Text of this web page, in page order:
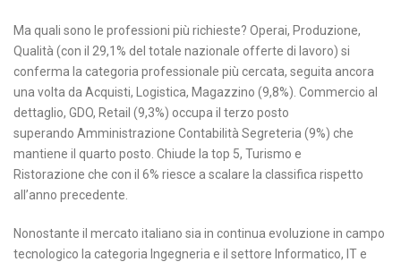
Ma quali sono le professioni più richieste? Operai, Produzione,
Qualità (con il 29,1% del totale nazionale offerte di lavoro) si
conferma la categoria professionale più cercata, seguita ancora
una volta da Acquisti, Logistica, Magazzino (9,8%). Commercio al
dettaglio, GDO, Retail (9,3%) occupa il terzo posto
superando Amministrazione Contabilità Segreteria (9%) che
mantiene il quarto posto. Chiude la top 5, Turismo e
Ristorazione che con il 6% riesce a scalare la classifica rispetto
all’anno precedente.
Nonostante il mercato italiano sia in continua evoluzione in campo
tecnologico la categoria Ingegneria e il settore Informatico, IT e